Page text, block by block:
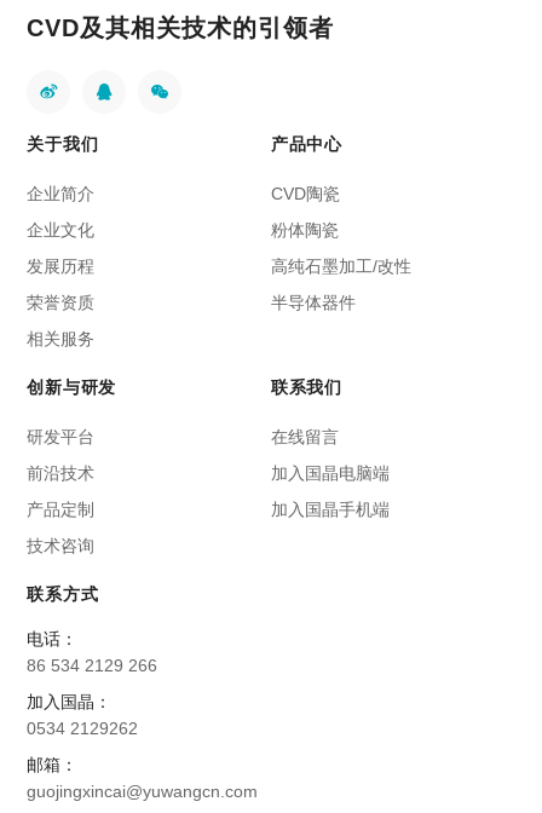
CVD及其相关技术的引领者
关于我们
企业简介
企业文化
发展历程
荣誉资质
相关服务
产品中心
CVD陶瓷
粉体陶瓷
高纯石墨加工/改性
半导体器件
创新与研发
研发平台
前沿技术
产品定制
技术咨询
联系我们
在线留言
加入国晶电脑端
加入国晶手机端
联系方式
电话：
86 534 2129 266
加入国晶：
0534 2129262
邮箱：
guojingxincai@yuwangcn.com